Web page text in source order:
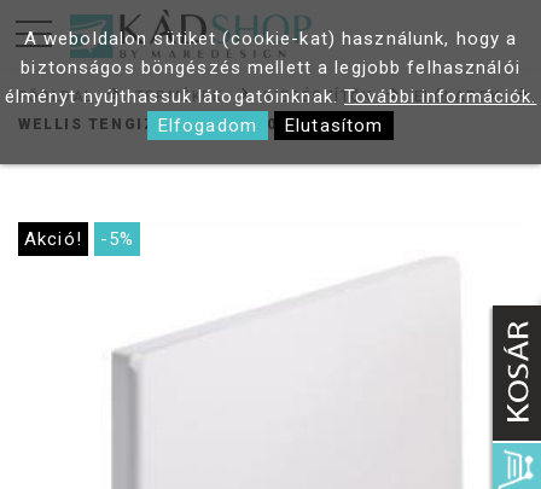
FŐOLDAL TERMÉKEK KIEGÉSZÍTŐK
ELŐLAPOK
WELLIS TENGIZ OLDALLAP 80
Akció! -5%
A weboldalon sütiket (cookie-kat) használunk, hogy a
biztonságos böngészés mellett a legjobb felhasználói
élményt nyújthassuk látogatóinknak.További információk.
Elfogadom
Elutasítom